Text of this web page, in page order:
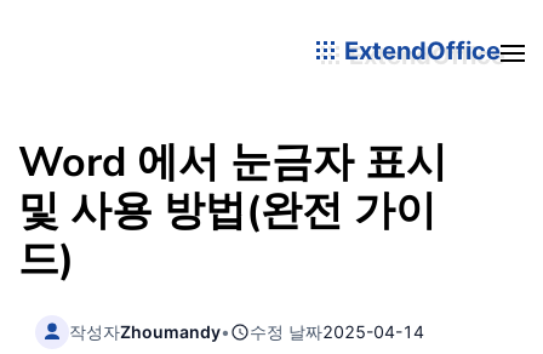
ExtendOffice
Word 에서 눈금자 표시
및 사용 방법(완전 가이
드)
작성자Zhoumandy• 수정 날짜2025-04-14